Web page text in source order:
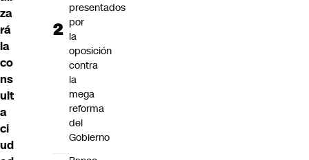
za
rá
la
co
ns
ult
a
ci
ud
presentados
por
la
oposición
contra
la
mega
reforma
del
Gobierno